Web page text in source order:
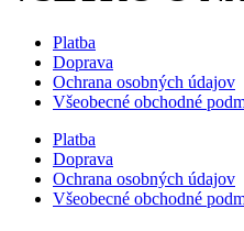
Platba
Doprava
Ochrana osobných údajov
Všeobecné obchodné
Platba
Doprava
Ochrana osobných údajov
Všeobecné obchodné